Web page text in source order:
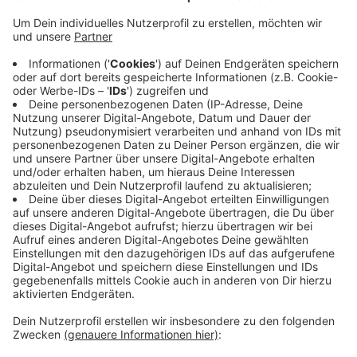
Die Zahl der Corona-Infektionen in Mönchengladbach
ist heute wieder stark angestiegen. Das
Gesundheitsam meldet für heute fast 90 neue
Nachweise von Corna-Erkrankungen. 27 Kranke gelten
außerdem seit heute wieder als geheilt. Aktuell sind
damit deutlich über 400 Menschen in der Stadt an
Corona erkrankt. Der Inzidenzwert für die
Neuinfektionen innerhalb von sieben tagen hat damit
auch noch mal einen deutlichen Satz nach oben
gemacht - er liegt jetzt bei 137,5 Neuinfektionen pro
100.000 Einwohner.
Anzeige